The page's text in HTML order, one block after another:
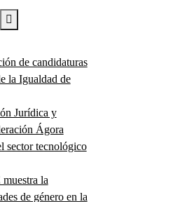
de candidaturas
la Igualdad de
Jurídica y
Ágora
sector tecnológico
la
de género en la